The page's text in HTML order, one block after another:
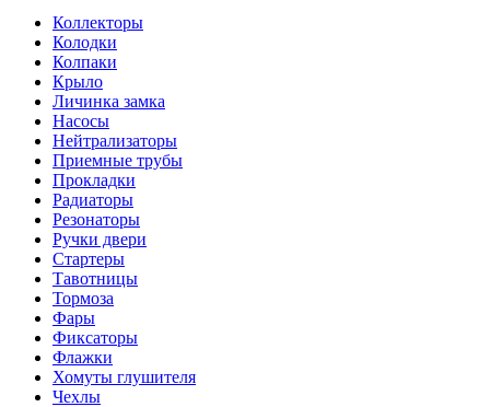
Коллекторы
Колодки
Колпаки
Крыло
Личинка замка
Насосы
Нейтрализаторы
Приемные трубы
Прокладки
Радиаторы
Резонаторы
Ручки двери
Стартеры
Тавотницы
Тормоза
Фары
Фиксаторы
Флажки
Хомуты глушителя
Чехлы